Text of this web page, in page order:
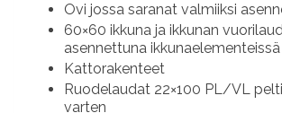
Ovi jossa saranat valmiiksi
60×60 ikkuna ja ikkunan
asennettuna ikkunaelementeissä
Kattorakenteet
Ruodelaudat 22×100 PL/VL
varten